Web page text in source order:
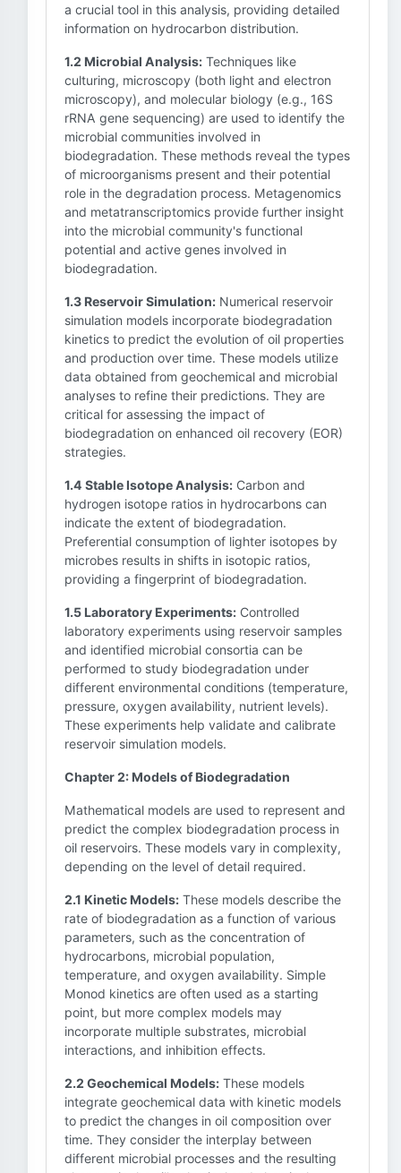
a crucial tool in this analysis, providing detailed
information on hydrocarbon distribution.
1.2 Microbial Analysis: Techniques like
culturing, microscopy (both light and electron
microscopy), and molecular biology (e.g., 16S
rRNA gene sequencing) are used to identify the
microbial communities involved in
biodegradation. These methods reveal the types
of microorganisms present and their potential
role in the degradation process. Metagenomics
and metatranscriptomics provide further insight
into the microbial community's functional
potential and active genes involved in
biodegradation.
1.3 Reservoir Simulation: Numerical reservoir
simulation models incorporate biodegradation
kinetics to predict the evolution of oil properties
and production over time. These models utilize
data obtained from geochemical and microbial
analyses to refine their predictions. They are
critical for assessing the impact of
biodegradation on enhanced oil recovery (EOR)
strategies.
1.4 Stable Isotope Analysis: Carbon and
hydrogen isotope ratios in hydrocarbons can
indicate the extent of biodegradation.
Preferential consumption of lighter isotopes by
microbes results in shifts in isotopic ratios,
providing a fingerprint of biodegradation.
1.5 Laboratory Experiments: Controlled
laboratory experiments using reservoir samples
and identified microbial consortia can be
performed to study biodegradation under
different environmental conditions (temperature,
pressure, oxygen availability, nutrient levels).
These experiments help validate and calibrate
reservoir simulation models.
Chapter 2: Models of Biodegradation
Mathematical models are used to represent and
predict the complex biodegradation process in
oil reservoirs. These models vary in complexity,
depending on the level of detail required.
2.1 Kinetic Models: These models describe the
rate of biodegradation as a function of various
parameters, such as the concentration of
hydrocarbons, microbial population,
temperature, and oxygen availability. Simple
Monod kinetics are often used as a starting
point, but more complex models may
incorporate multiple substrates, microbial
interactions, and inhibition effects.
2.2 Geochemical Models: These models
integrate geochemical data with kinetic models
to predict the changes in oil composition over
time. They consider the interplay between
different microbial processes and the resulting